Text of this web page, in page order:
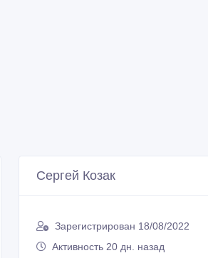
Сергей Козак
Зарегистрирован 18/08/2022
Активность 20 дн. назад